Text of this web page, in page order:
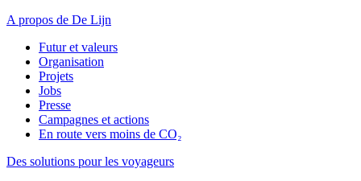
A propos de De Lijn
Futur et valeurs
Organisation
Projets
Jobs
Presse
Campagnes et actions
En route vers moins de CO₂
Des solutions pour les voyageurs